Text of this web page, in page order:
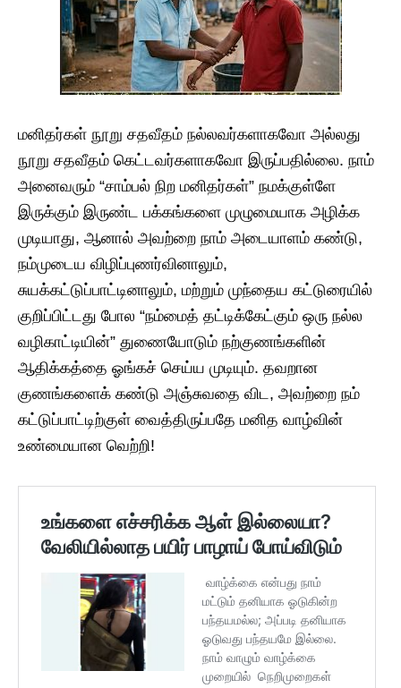
​மனிதர்கள் நூறு சதவீதம் நல்லவர்களாகவோ அல்லது
நூறு சதவீதம் கெட்டவர்களாகவோ இருப்பதில்லை. நாம்
அனைவரும் “சாம்பல் நிற மனிதர்கள்” ​நமக்குள்ளே
இருக்கும் இருண்ட பக்கங்களை முழுமையாக அழிக்க
முடியாது, ஆனால் அவற்றை நாம் அடையாளம் கண்டு,
நம்முடைய விழிப்புணர்வினாலும்,
சுயக்கட்டுப்பாட்டினாலும், மற்றும் முந்தைய கட்டுரையில்
குறிப்பிட்டது போல “நம்மைத் தட்டிக்கேட்கும் ஒரு நல்ல
வழிகாட்டியின்” துணையோடும் நற்குணங்களின்
ஆதிக்கத்தை ஓங்கச் செய்ய முடியும். தவறான
குணங்களைக் கண்டு அஞ்சுவதை விட, அவற்றை நம்
கட்டுப்பாட்டிற்குள் வைத்திருப்பதே மனித வாழ்வின்
உண்மையான வெற்றி!